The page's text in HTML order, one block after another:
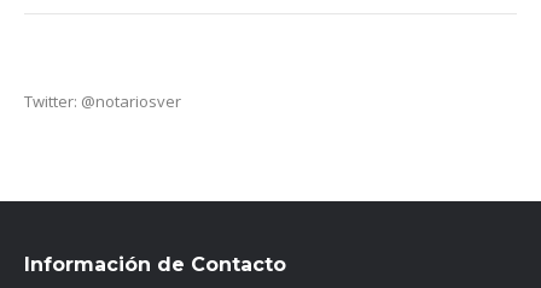
Twitter: @notariosver
Información de Contacto